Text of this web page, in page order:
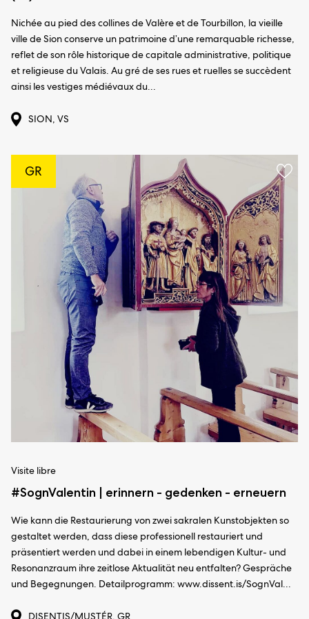
Nichée au pied des collines de Valère et de Tourbillon, la vieille
ville de Sion conserve un patrimoine d’une remarquable richesse,
reflet de son rôle historique de capitale administrative, politique
et religieuse du Valais. Au gré de ses rues et ruelles se succèdent
ainsi les vestiges médiévaux du...
SION, VS
GR
Visite libre
#SognValentin | erinnern - gedenken - erneuern
Wie kann die Restaurierung von zwei sakralen Kunstobjekten so
gestaltet werden, dass diese professionell restauriert und
präsentiert werden und dabei in einem lebendigen Kultur- und
Resonanzraum ihre zeitlose Aktualität neu entfalten? Gespräche
und Begegnungen. Detailprogramm: www.dissent.is/SognVal...
DISENTIS/MUSTÉR, GR